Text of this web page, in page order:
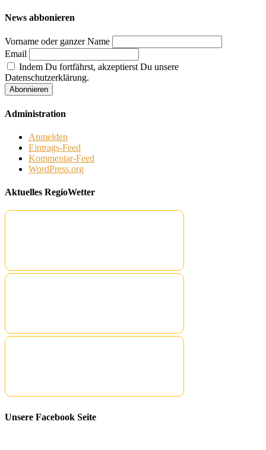
News abbonieren
Vorname oder ganzer Name
Email
Indem Du fortfährst, akzeptierst Du unsere
Datenschutzerklärung.
Administration
Anmelden
Eintrags-Feed
Kommentar-Feed
WordPress.org
Aktuelles RegioWetter
Unsere Facebook Seite